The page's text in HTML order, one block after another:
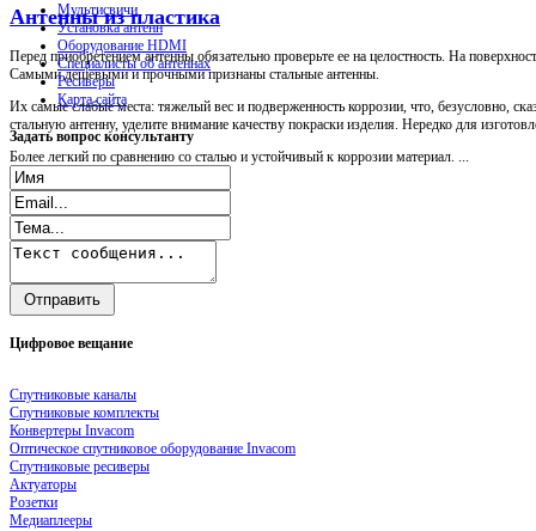
Антенны из пластика
Перед приобретением антенны обязательно проверьте ее на целостность. На
Самыми дешевыми и прочными признаны стальные антенны.
Их самые слабые места: тяжелый вес и подверженность коррозии, что, безусловно,
стальную антенну, уделите внимание качеству покраски изделия. Нередко для
Более легкий по сравнению со сталью и устойчивый к коррозии материал. ...
Мультисвичи
Установка антенн
Оборудование HDMI
Специалисты об антеннах
Ресиверы
Карта сайта
Задать вопрос консультанту
Цифровое вещание
Спутниковые каналы
Спутниковые комплекты
Конвертеры Invacom
Оптическое спутниковое оборудование Invacom
Спутниковые ресиверы
Актуаторы
Розетки
Медиаплееры